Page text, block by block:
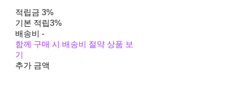
적립금 3%
기본 적립3%
배송비 -
함께 구매 시 배송비 절약 상품 보
기
추가 금액